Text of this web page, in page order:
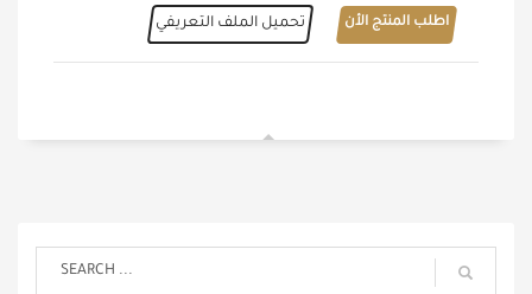
اطلب المنتج الأن تحميل الملف التعريفي